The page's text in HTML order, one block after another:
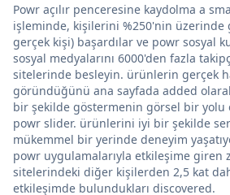
Powr açılır penceresine kaydolma a
işleminde, kişilerini %250'nin üzerinde
gerçek kişi) başardılar ve powr sosyal
sosyal medyalarını 6000'den fazla
sitelerinde besleyin. ürünlerin gerçek
göründüğünü ana sayfada added
bir şekilde göstermenin görsel bir yolu
powr slider. ürünlerini iyi bir şekilde
mükemmel bir yerinde deneyim
powr uygulamalarıyla etkileşime giren
sitelerindeki diğer kişilerden 2,5 kat
etkileşimde bulundukları discovered.